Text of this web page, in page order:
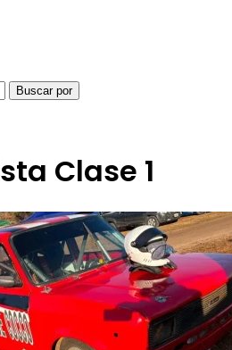
Buscar por
Clase 1